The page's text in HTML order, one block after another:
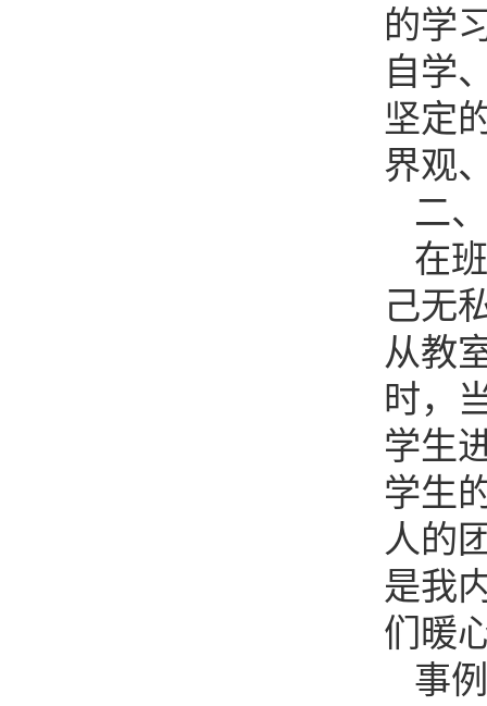
的学
自学
坚定
界观
二
在
己无
从教
时，
学生
学生
人的
是我
们暖
事